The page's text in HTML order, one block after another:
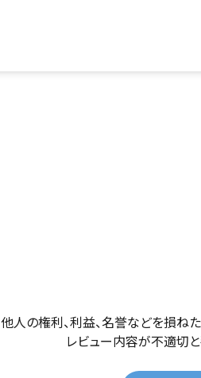
他人の権利、利益、名誉などを損ね
レビュー内容が不適切